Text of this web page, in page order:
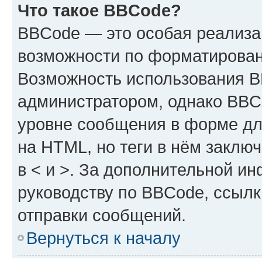
Что такое BBCode?
BBCode — это особая
возможности по
Возможность использования
администратором, однако
уровне сообщения в форме
на HTML, но теги в нём
в < и >. За дополнительной
руководству по BBCode,
отправки сообщений.
Вернуться к началу